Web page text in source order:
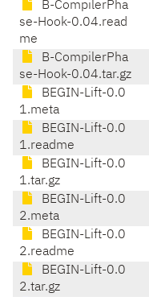
B-CompilerPha
se-Hook-0.04.read
me
B-CompilerPha
se-Hook-0.04.tar.gz
BEGIN-Lift-0.0
1.meta
BEGIN-Lift-0.0
1.readme
BEGIN-Lift-0.0
1.tar.gz
BEGIN-Lift-0.0
2.meta
BEGIN-Lift-0.0
2.readme
BEGIN-Lift-0.0
2.tar.gz